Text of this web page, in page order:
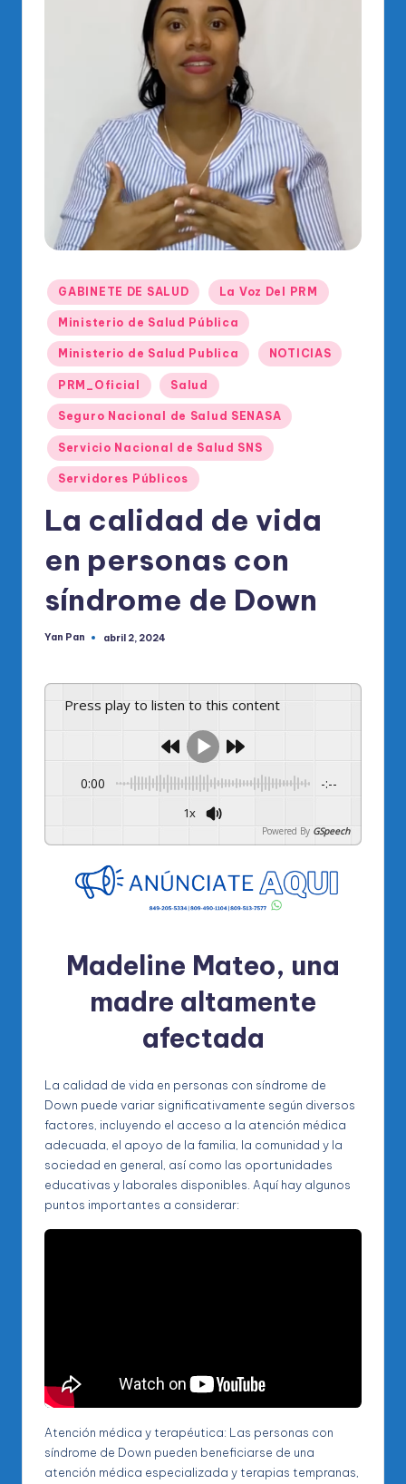
d
M
Publicado
en
GABINETE DE SALUD La Voz Del PRM
Ministerio de Salud Pública
Ministerio de Salud Publica NOTICIAS
PRM_Oficial Salud
Seguro Nacional de Salud SENASA
Servicio Nacional de Salud SNS
Servidores Públicos
La calidad de vida
en personas con
síndrome de Down
Publicado
Yan Pan abril 2, 2024
Press play to listen to this content
0:00 -:--
1x
Powered By GSpeech
Madeline Mateo, una
madre altamente
afectada
La calidad de vida en personas con síndrome de
Down puede variar significativamente según diversos
factores, incluyendo el acceso a la atención médica
adecuada, el apoyo de la familia, la comunidad y la
sociedad en general, así como las oportunidades
educativas y laborales disponibles. Aquí hay algunos
puntos importantes a considerar:
Atención médica y terapéutica: Las personas con
síndrome de Down pueden beneficiarse de una
atención médica especializada y terapias tempranas,